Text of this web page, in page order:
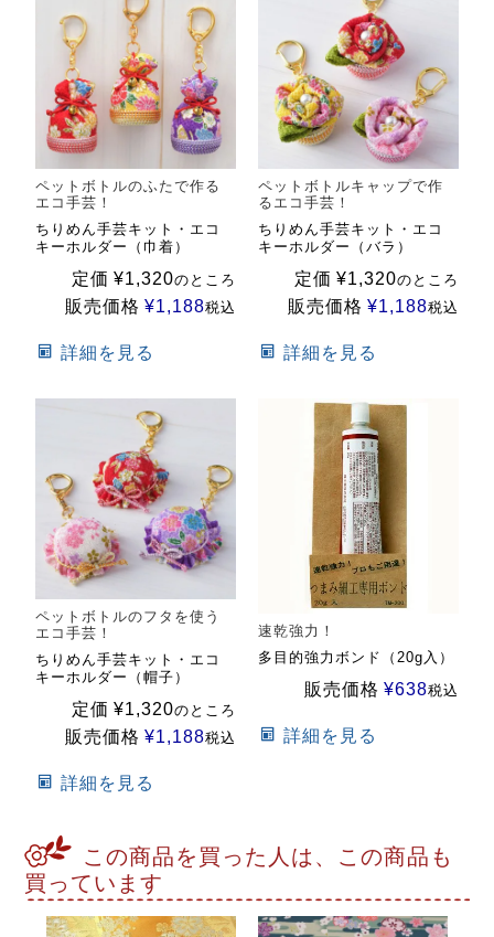
ペットボトルのふたで作る
エコ手芸！
ちりめん手芸キット・エコ
キーホルダー（巾着）
定価 ¥1,320のところ
販売価格 ¥1,188税込
詳細を見る
ペットボトルキャップで作
るエコ手芸！
ちりめん手芸キット・エコ
キーホルダー（バラ）
定価 ¥1,320のところ
販売価格 ¥1,188税込
詳細を見る
ペットボトルのフタを使う
エコ手芸！
ちりめん手芸キット・エコ
キーホルダー（帽子）
定価 ¥1,320のところ
販売価格 ¥1,188税込
詳細を見る
速乾強力！
多目的強力ボンド（20g入）
販売価格 ¥638税込
詳細を見る
この商品を買った人は、この商品も
買っています